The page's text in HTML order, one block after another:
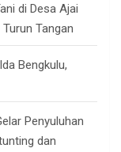
di Desa Ajai
Tangan
Bengkulu,
Penyuluhan
dan